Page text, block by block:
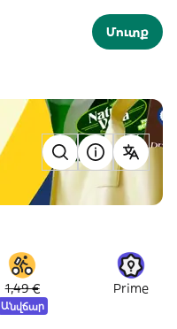
Մուտք
1,49 €
Անվճար
Prime